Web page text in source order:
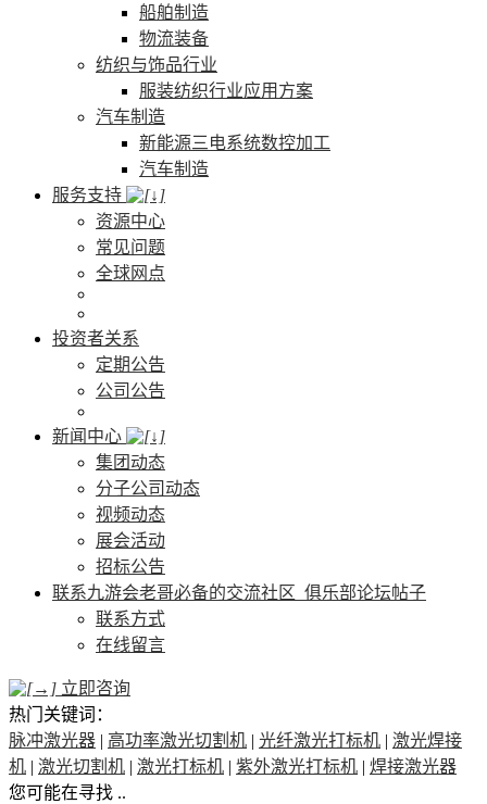
船舶制造
物流装备
纺织与饰品行业
服装纺织行业应用方案
汽车制造
新能源三电系统数控加工
汽车制造
服务支持
资源中心
常见问题
全球网点
投资者关系
定期公告
公司公告
新闻中心
集团动态
分子公司动态
视频动态
展会活动
招标公告
联系九游会老哥必备的交流社区_俱乐部论坛帖子
联系方式
在线留言
立即咨询
热门关键词：
脉冲激光器 | 高功率激光切割机 | 光纤激光打标机 | 激光焊接
机 | 激光切割机 | 激光打标机 | 紫外激光打标机 | 焊接激光器
您可能在寻找 ..